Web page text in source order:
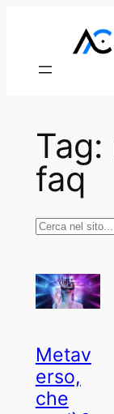
Tag:
faq
Cerca
Metav
erso,
che